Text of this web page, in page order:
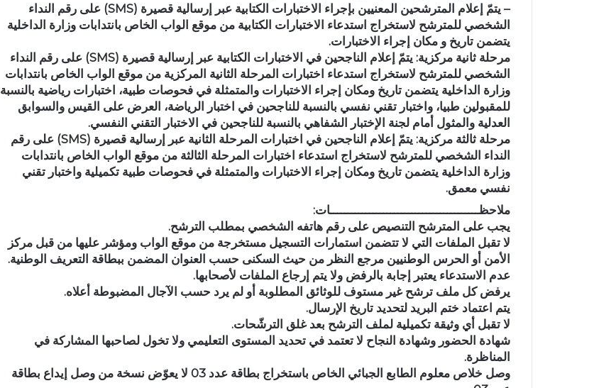
– يتمّ إعلام المترشحين المعنيين بإجراء الاختبارات الكتابية عبر إرسالية قصيرة (SMS) على رقم النداء
الشخصي للمترشح لاستخراج استدعاء الاختبارات الكتابية من موقع الواب الخاص بانتدابات وزارة الداخلية
يتضمن تاريخ و مكان إجراء الاختبارات.
مرحلة ثانية مركزية: يتمّ إعلام الناجحين في الاختبارات الكتابية عبر إرسالية قصيرة (SMS) على رقم النداء
الشخصي للمترشح لاستخراج استدعاء اختبارات المرحلة الثانية المركزية من موقع الواب الخاص بانتدابات
وزارة الداخلية يتضمن تاريخ ومكان إجراء الاختبارات والمتمثلة في فحوصات طبية، اختبارات رياضية بالنسبة
للمقبولين طبيا، واختبار تقني نفسي بالنسبة للناجحين في اختبار الرياضة، العرض على القيس والسوابق
العدلية والمثول أمام لجنة الإختبار الشفاهي بالنسبة للناجحين في الاختبار التقني النفسي.
مرحلة ثالثة مركزية: يتمّ إعلام الناجحين في اختبارات المرحلة الثانية عبر إرسالية قصيرة (SMS) على رقم
النداء الشخصي للمترشح لاستخراج استدعاء اختبارات المرحلة الثالثة من موقع الواب الخاص بانتدابات
وزارة الداخلية يتضمن تاريخ ومكان إجراء الاختبارات والمتمثلة في فحوصات طبية تكميلية واختبار تقني
نفسي معمق.
ملاحظــــــــــــــــــــــــــــــــــــــــــات:
يجب على المترشح التنصيص على رقم هاتفه الشخصي بمطلب الترشح.
لا تقبل الملفات التي لا تتضمن استمارات التسجيل مستخرجة من موقع الواب ومؤشر عليها من قبل مركز
الأمن أو الحرس الوطنيين مرجع النظر من حيث السكنى حسب العنوان المضمن ببطاقة التعريف الوطنية.
عدم الاستدعاء يعتبر إجابة بالرفض ولا يتم إرجاع الملفات لأصحابها.
يرفض كل ملف ترشح غير مستوف للوثائق المطلوبة أو لم يرد حسب الآجال المضبوطة أعلاه.
يتم اعتماد ختم البريد لتحديد تاريخ الإرسال.
لا تقبل أي وثيقة تكميلية لملف الترشح بعد غلق الترشّحات.
شهادة الحضور وشهادة النجاح لا تعتمد في تحديد المستوى التعليمي ولا تخول لصاحبها المشاركة في
المناظرة.
وصل خلاص معلوم الطابع الجبائي الخاص باستخراج بطاقة عدد 03 لا يعوّض نسخة من وصل إيداع بطاقة